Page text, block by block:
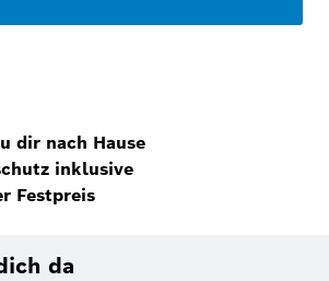
dir nach Hause
inklusive
Festpreis
da